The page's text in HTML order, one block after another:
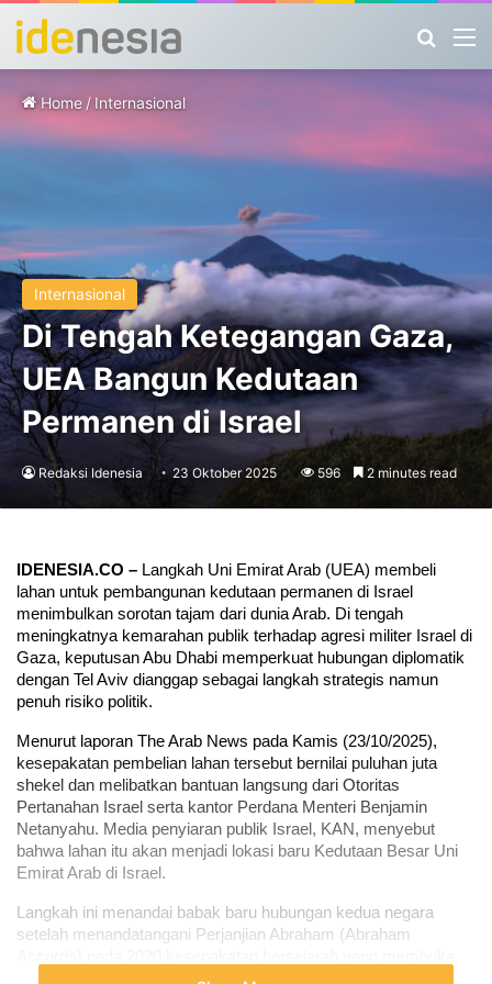
Home / Internasional
Internasional
Di Tengah Ketegangan Gaza,
UEA Bangun Kedutaan
Permanen di Israel
Redaksi Idenesia 23 Oktober 2025 596 2 minutes read
IDENESIA.CO – Langkah Uni Emirat Arab (UEA) membeli
lahan untuk pembangunan kedutaan permanen di Israel
menimbulkan sorotan tajam dari dunia Arab. Di tengah
meningkatnya kemarahan publik terhadap agresi militer Israel di
Gaza, keputusan Abu Dhabi memperkuat hubungan diplomatik
dengan Tel Aviv dianggap sebagai langkah strategis namun
penuh risiko politik.
Menurut laporan The Arab News pada Kamis (23/10/2025),
kesepakatan pembelian lahan tersebut bernilai puluhan juta
shekel dan melibatkan bantuan langsung dari Otoritas
Pertanahan Israel serta kantor Perdana Menteri Benjamin
Netanyahu. Media penyiaran publik Israel, KAN, menyebut
bahwa lahan itu akan menjadi lokasi baru Kedutaan Besar Uni
Emirat Arab di Israel.
Langkah ini menandai babak baru hubungan kedua negara
setelah menandatangani Perjanjian Abraham (Abraham
hubungan diplomatik resmi antara Israel dan beberapa negara